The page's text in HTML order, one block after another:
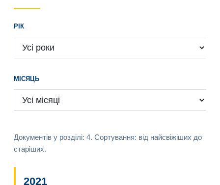
РІК
МІСЯЦЬ
Документів у розділі: 4. Сортування: від найсвіжіших до
старіших.
2021